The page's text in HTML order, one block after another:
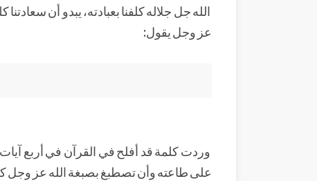
الله جل جلاله كلفنا بعبادته، يبدو أن
عز وجل يقول:
وردت كلمة قد أفلح في القرآن في أربع آيات
على طاعته وأن تصطبغ بصبغة الله عز وجل